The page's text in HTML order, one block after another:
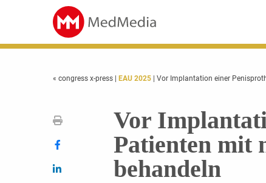
« congress x-press EAU 2025 | Vor Implantation einer
Vor
Patienten mit
behandeln